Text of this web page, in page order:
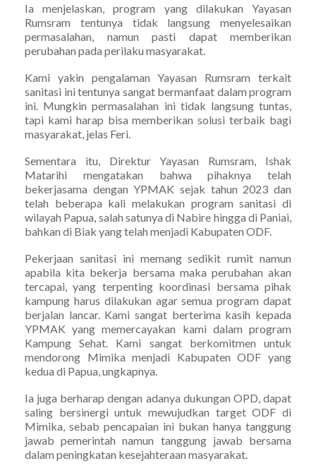
Ia menjelaskan, program yang dilakukan Yayasan
Rumsram tentunya tidak langsung menyelesaikan
permasalahan, namun pasti dapat memberikan
perubahan pada perilaku masyarakat.
Kami yakin pengalaman Yayasan Rumsram terkait
sanitasi ini tentunya sangat bermanfaat dalam program
ini. Mungkin permasalahan ini tidak langsung tuntas,
tapi kami harap bisa memberikan solusi terbaik bagi
masyarakat, jelas Feri.
Sementara itu, Direktur Yayasan Rumsram, Ishak
Matarihi mengatakan bahwa pihaknya telah
bekerjasama dengan YPMAK sejak tahun 2023 dan
telah beberapa kali melakukan program sanitasi di
wilayah Papua, salah satunya di Nabire hingga di Paniai,
bahkan di Biak yang telah menjadi Kabupaten ODF.
Pekerjaan sanitasi ini memang sedikit rumit namun
apabila kita bekerja bersama maka perubahan akan
tercapai, yang terpenting koordinasi bersama pihak
kampung harus dilakukan agar semua program dapat
berjalan lancar. Kami sangat berterima kasih kepada
YPMAK yang memercayakan kami dalam program
Kampung Sehat. Kami sangat berkomitmen untuk
mendorong Mimika menjadi Kabupaten ODF yang
kedua di Papua, ungkapnya.
Ia juga berharap dengan adanya dukungan OPD, dapat
saling bersinergi untuk mewujudkan target ODF di
Mimika, sebab pencapaian ini bukan hanya tanggung
jawab pemerintah namun tanggung jawab bersama
dalam peningkatan kesejahteraan masyarakat.